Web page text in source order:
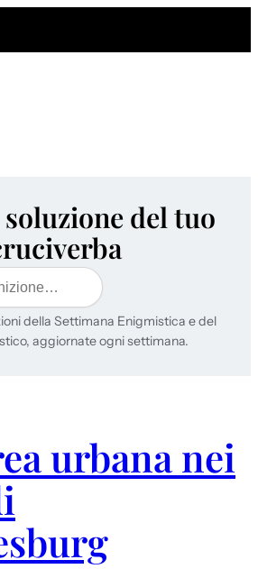
del tuo
della Settimana Enigmistica e del
aggiornate ogni settimana.
urbana nei